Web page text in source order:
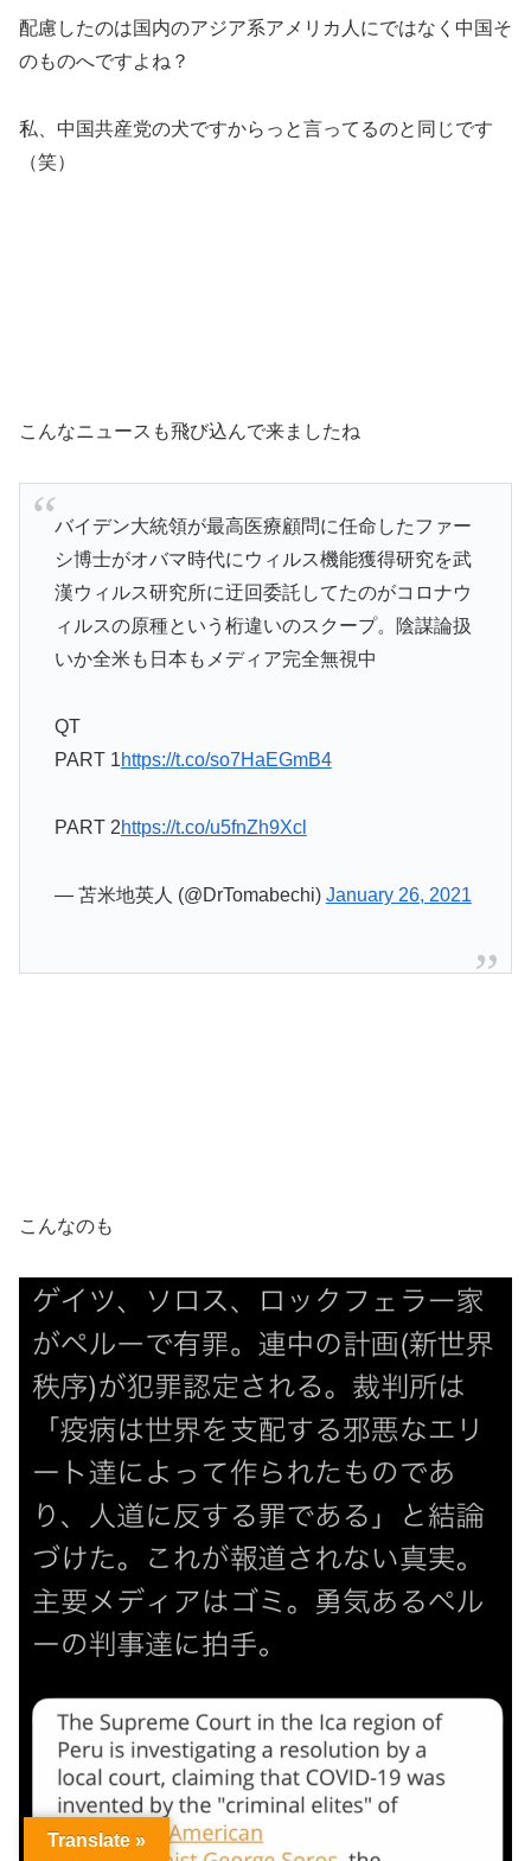
配慮したのは国内のアジア系アメリカ人にではなく中国そ
のものへですよね？
私、中国共産党の犬ですからっと言ってるのと同じです
（笑）
こんなニュースも飛び込んで来ましたね
バイデン大統領が最高医療顧問に任命したファー
シ博士がオバマ時代にウィルス機能獲得研究を武
漢ウィルス研究所に迂回委託してたのがコロナウ
ィルスの原種という桁違いのスクープ。陰謀論扱
いか全米も日本もメディア完全無視中
QT
PART 1https://t.co/so7HaEGmB4
PART 2https://t.co/u5fnZh9Xcl
— 苫米地英人 (@DrTomabechi) January 26, 2021
こんなのも
Translate »